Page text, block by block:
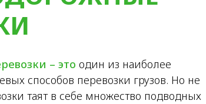
– это один из наиболее
способов перевозки грузов. Но не
таят в себе множество подводных